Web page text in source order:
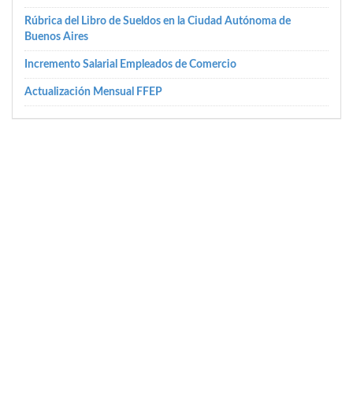
Rúbrica del Libro de Sueldos en la Ciudad Autónoma de
Buenos Aires
Incremento Salarial Empleados de Comercio
Actualización Mensual FFEP